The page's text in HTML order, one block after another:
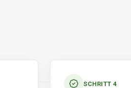
SCHRITT 4